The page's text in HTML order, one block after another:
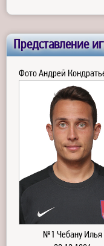
Представление
Фото Андрей
№1 Чебану Илья